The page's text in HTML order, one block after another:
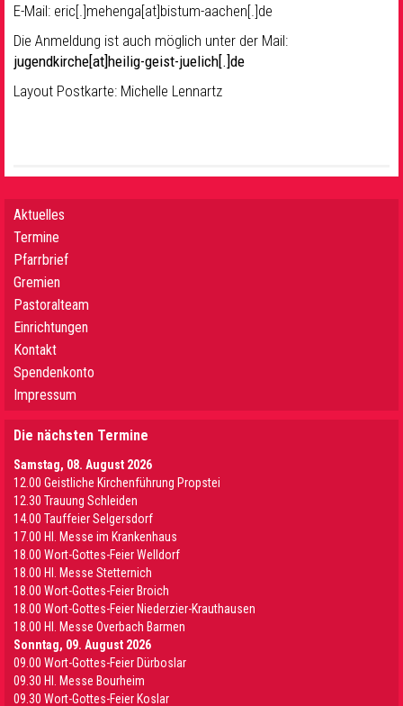
E-Mail: eric[.]mehenga[at]bistum-aachen[.]de
Die Anmeldung ist auch möglich unter der Mail:
jugendkirche[at]heilig-geist-juelich[.]de
Layout Postkarte: Michelle Lennartz
Aktuelles
Termine
Pfarrbrief
Gremien
Pastoralteam
Einrichtungen
Kontakt
Spendenkonto
Impressum
Die nächsten Termine
Samstag, 08. August 2026
12.00 Geistliche Kirchenführung Propstei
12.30 Trauung Schleiden
14.00 Tauffeier Selgersdorf
17.00 Hl. Messe im Krankenhaus
18.00 Wort-Gottes-Feier Welldorf
18.00 Hl. Messe Stetternich
18.00 Wort-Gottes-Feier Broich
18.00 Wort-Gottes-Feier Niederzier-Krauthausen
18.00 Hl. Messe Overbach Barmen
Sonntag, 09. August 2026
09.00 Wort-Gottes-Feier Dürboslar
09.30 HI. Messe Bourheim
09.30 Wort-Gottes-Feier Koslar